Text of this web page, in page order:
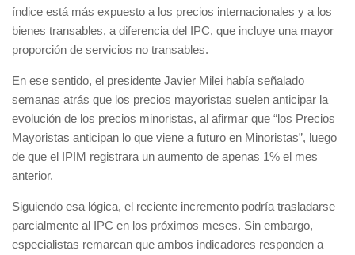
índice está más expuesto a los precios internacionales y a los
bienes transables, a diferencia del IPC, que incluye una mayor
proporción de servicios no transables.
En ese sentido, el presidente Javier Milei había señalado
semanas atrás que los precios mayoristas suelen anticipar la
evolución de los precios minoristas, al afirmar que “los Precios
Mayoristas anticipan lo que viene a futuro en Minoristas”, luego
de que el IPIM registrara un aumento de apenas 1% el mes
anterior.
Siguiendo esa lógica, el reciente incremento podría trasladarse
parcialmente al IPC en los próximos meses. Sin embargo,
especialistas remarcan que ambos indicadores responden a